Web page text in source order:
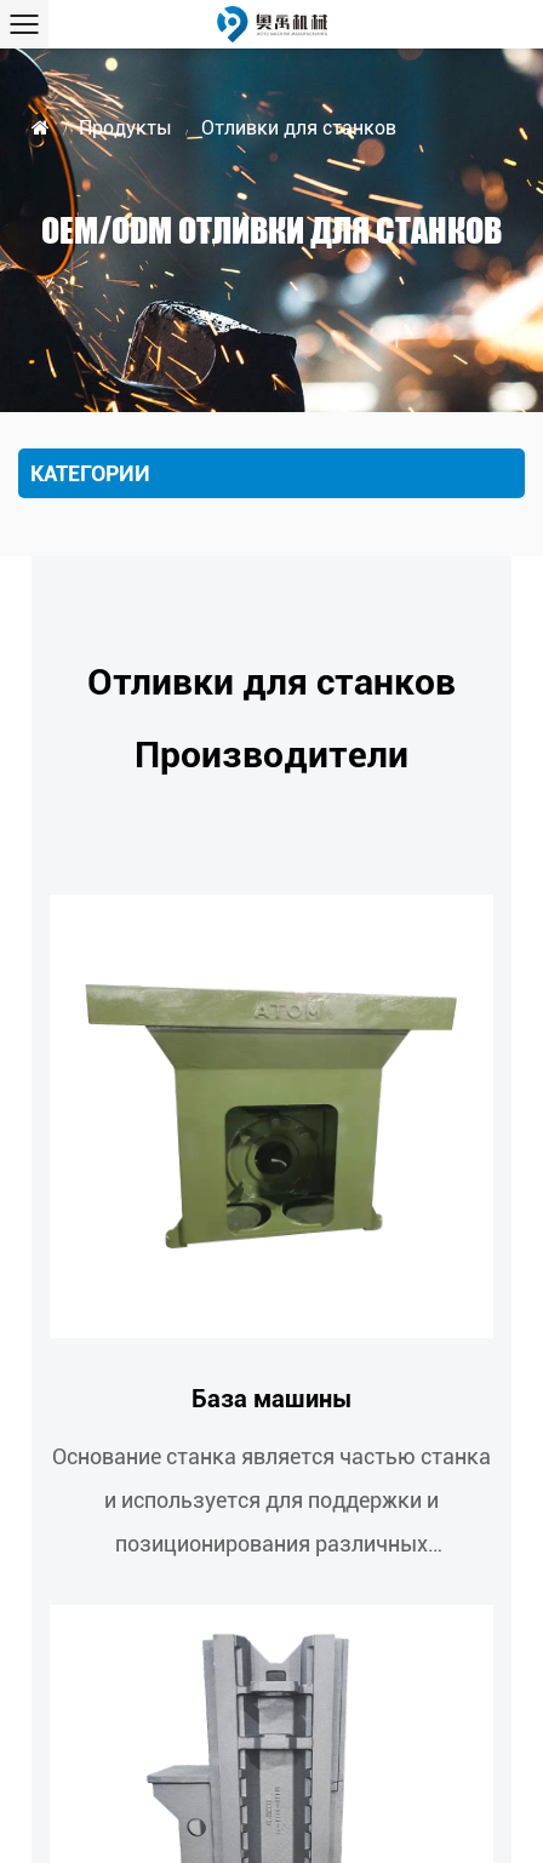
/ Продукты / Отливки для станков
OEM/ODM ОТЛИВКИ ДЛЯ СТАНКОВ
КАТЕГОРИИ
Отливки для станков
Производители
База машины
Основание станка является частью станка
и используется для поддержки и
позиционирования различных